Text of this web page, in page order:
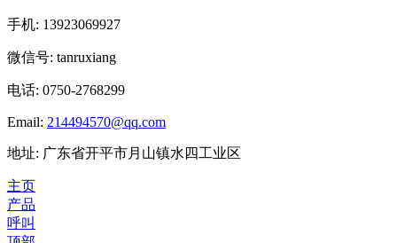
手机: 13923069927
微信号: tanruxiang
电话: 0750-2768299
Email: 214494570@qq.com
地址: 广东省开平市月山镇水四工业区
主页
产品
呼叫